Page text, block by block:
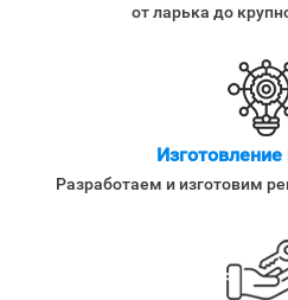
от ларька до
Изготовление
Разработаем и изготовим